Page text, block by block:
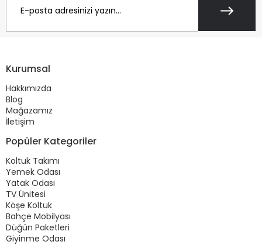
Kurumsal
Hakkımızda
Blog
Mağazamız
İletişim
Popüler Kategoriler
Koltuk Takımı
Yemek Odası
Yatak Odası
TV Ünitesi
Köşe Koltuk
Bahçe Mobilyası
Düğün Paketleri
Giyinme Odası